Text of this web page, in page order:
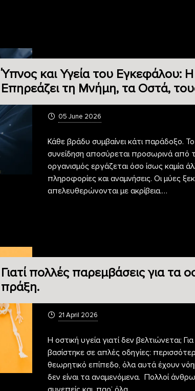
Ύπνος και Υγεία του Εγκεφάλου:
Επηρεάζει τη Μνήμη, τα Οστά,
05 June 2026
Κάθε βράδυ συμβαίνει κάτι παράδοξο.
συνείδηση αποσύρεται προσωρινά από
οργανισμός εργάζεται όσο ίσως καμία
πληροφορίες και αναμνήσεις. Οι μύες
απελευθερώνονται με ακρίβεια.…
Γιατί πολλές παρεμβάσεις για τα
πράξη.
21 April 2026
Η οστική υγεία γιατί δεν βελτιώνεται;
βασίστηκε σε απλές οδηγίες:
θεωρητικό επίπεδο, όλα αυτά έχουν
δεν είναι τα αναμενόμενα. Πολλοί